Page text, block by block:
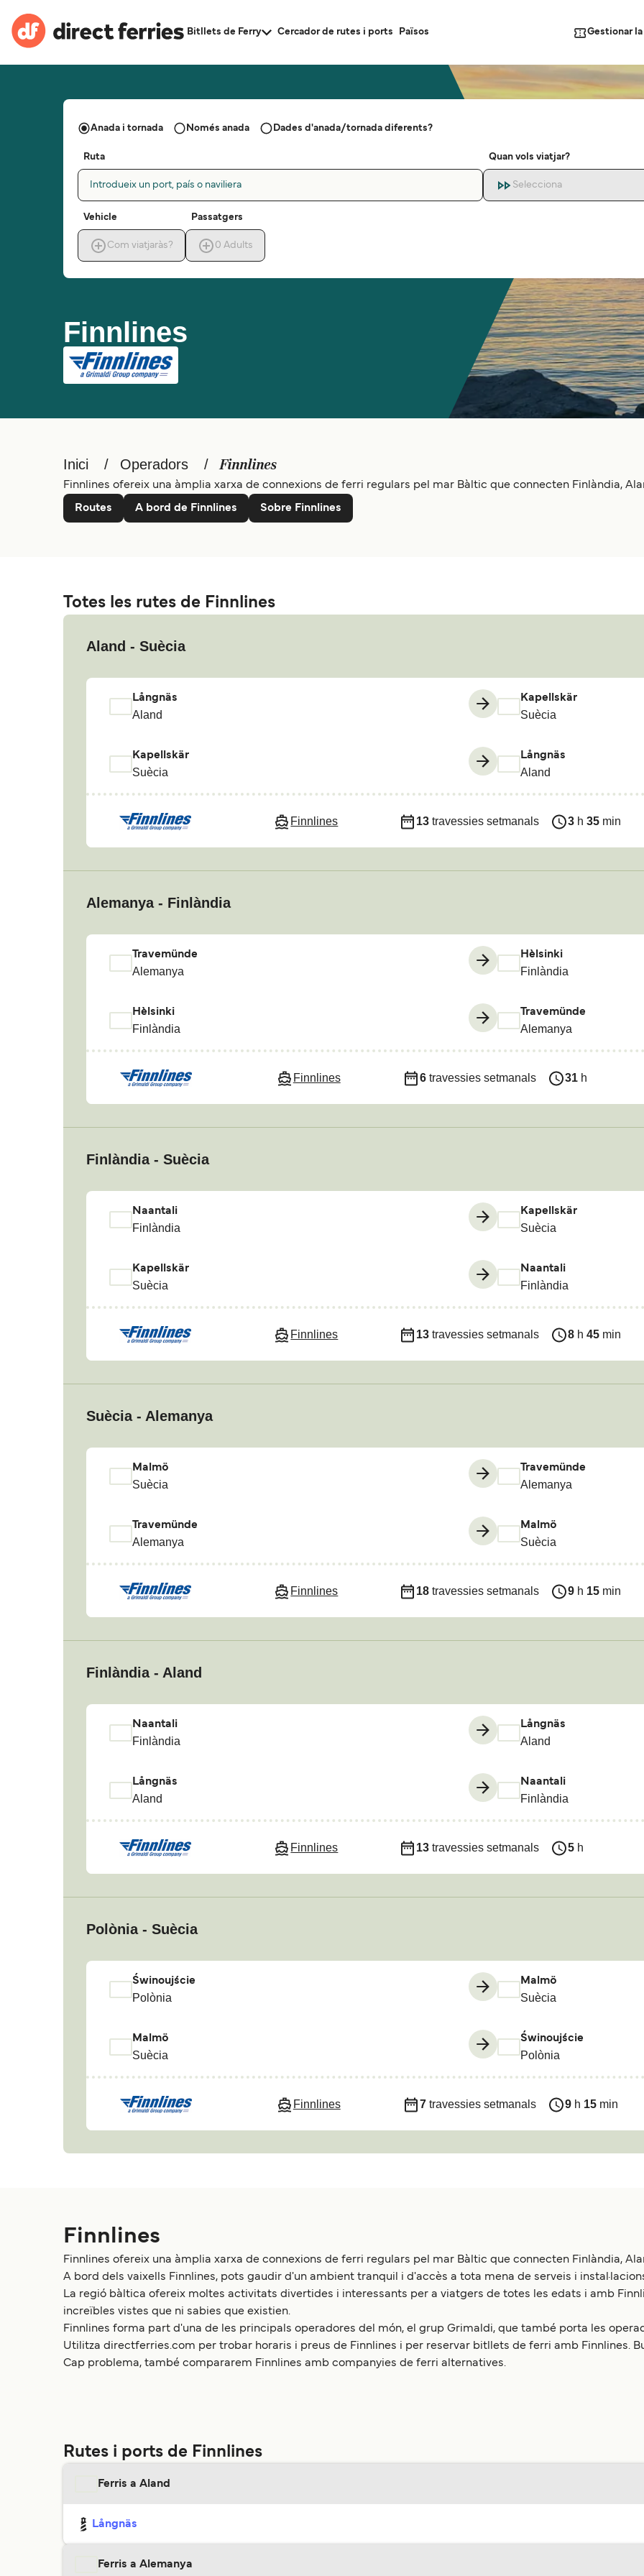
Bitllets de Ferry Cercador de rutes i ports Països Gestionar
Finnlines
Anada i tornada Només anada Dades d'anada/tornada diferents?
Ruta
Introdueix un port, país o naviliera
Quan vols viatjar?
Selecciona
Vehicle
Com viatjaràs?
Passatgers
0 Adults
Inici Operadors Finnlines
Finnlines ofereix una àmplia xarxa de connexions de ferri regulars pel mar Bàltic que connecten Finlàndia,
Routes A bord de Finnlines Sobre Finnlines
Totes les rutes de Finnlines
Aland - Suècia
Långnäs
Aland
Kapellskär
Suècia
Kapellskär
Suècia
Långnäs
Aland
Finnlines 13 travessies setmanals 3 h35 min
Alemanya - Finlàndia
Travemünde
Alemanya
Hèlsinki
Finlàndia
Hèlsinki
Finlàndia
Travemünde
Alemanya
Finnlines 6 travessies setmanals 31 h
Finlàndia - Suècia
Naantali
Finlàndia
Kapellskär
Suècia
Kapellskär
Suècia
Naantali
Finlàndia
Finnlines 13 travessies setmanals 8 h45 min
Suècia - Alemanya
Malmö
Suècia
Travemünde
Alemanya
Travemünde
Alemanya
Malmö
Suècia
Finnlines 18 travessies setmanals 9 h 15 min
Finlàndia - Aland
Naantali
Finlàndia
Långnäs
Aland
Långnäs
Aland
Naantali
Finlàndia
Finnlines 13 travessies setmanals 5 h
Polònia - Suècia
Świnoujście
Polònia
Malmö
Suècia
Malmö
Suècia
Świnoujście
Polònia
Finnlines 7 travessies setmanals 9 h 15 min
Finnlines
Finnlines ofereix una àmplia xarxa de connexions de ferri regulars pel mar Bàltic que connecten Finlàndia,
A bord dels vaixells Finnlines, pots gaudir d'un ambient tranquil i d'accès a tota mena de serveis i
La regió bàltica ofereix moltes activitats divertides i interessants per a viatgers de totes les edats i amb
increïbles vistes que ni sabies que existien.
Finnlines forma part d'una de les principals operadores del món, el grup Grimaldi, que també porta les
Utilitza directferries.com per trobar horaris i preus de Finnlines i per reservar bitllets de ferri amb Finnlines.
Cap problema, també compararem Finnlines amb companyies de ferri alternatives.
Rutes i ports de Finnlines
Ferris a Aland
Långnäs
Ferris a Alemanya